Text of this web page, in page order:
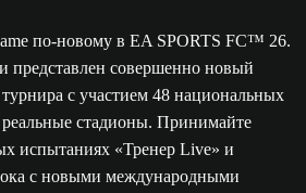
по-новому в EA SPORTS FC™ 26.
представлен совершенно новый
с участием 48 национальных
стадионы. Принимайте
испытаниях «Тренер Live» и
с новыми международными